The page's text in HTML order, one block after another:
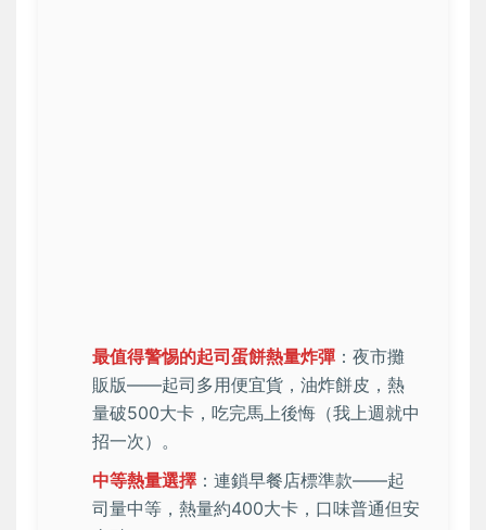
最值得警惕的起司蛋餅熱量炸彈 ：夜市攤
販版——起司多用便宜貨，油炸餅皮，熱
量破500大卡，吃完馬上後悔（我上週就中
招一次）。
中等熱量選擇 ：連鎖早餐店標準款——起
司量中等，熱量約400大卡，口味普通但安